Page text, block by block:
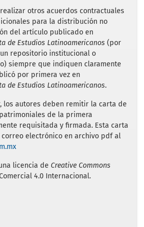
otros acuerdos contractuales
para la distribución no
del artículo publicado en
de Estudios Latinoamericanos (por
repositorio institucional o
siempre que indiquen claramente
por primera vez en
de Estudios Latinoamericanos.
los autores deben remitir la carta de
de la primera
requisitada y firmada. Esta carta
electrónico en archivo pdf al
licencia de Creative Commons
4.0 Internacional.